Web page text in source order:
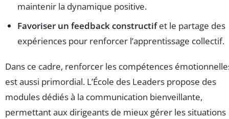
maintenir la dynamique positive.
Favoriser un feedback constructifet le partage des
expériences pour renforcer l’apprentissage collectif.
Dans ce cadre, renforcer les compétences
est aussi primordial. L’École des Leaders propose des
modules dédiés à la communication bienveillante,
permettant aux dirigeants de mieux gérer les situations